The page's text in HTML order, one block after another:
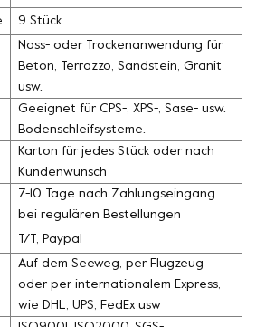
9 Stück
Nass- oder Trockenanwendung für
Beton, Terrazzo, Sandstein, Granit
usw.
Geeignet für CPS-, XPS-, Sase- usw.
Bodenschleifsysteme.
Karton für jedes Stück oder nach
Kundenwunsch
7-10 Tage nach Zahlungseingang
bei regulären Bestellungen
T/T, Paypal
Auf dem Seeweg, per Flugzeug
oder per internationalem Express,
wie DHL, UPS, FedEx usw